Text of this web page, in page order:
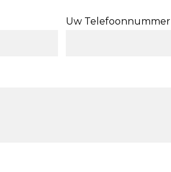
Uw Telefoonnummer